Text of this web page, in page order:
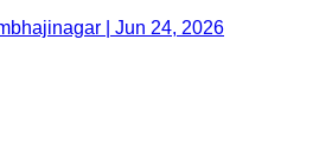
| Jun 24, 2026